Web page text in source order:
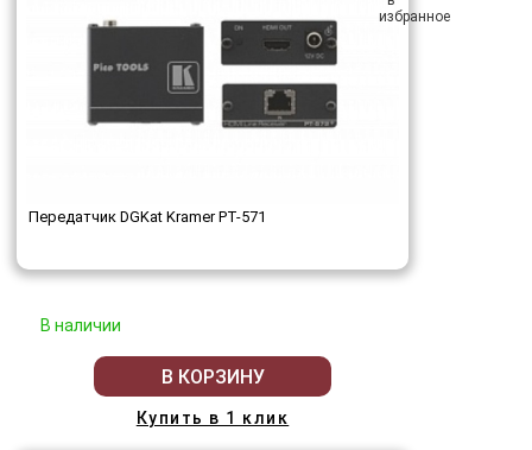
Передатчик DGKat Kramer PT-571
В наличии
В КОРЗИНУ
Купить в 1 клик